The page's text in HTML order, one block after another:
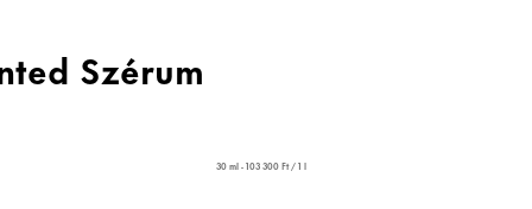
Szérum
30 ml - 103 300 Ft / 1 l